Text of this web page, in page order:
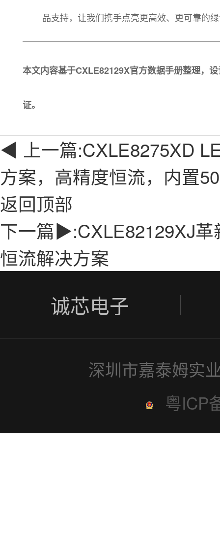
品支持，让我们携手点亮更高效、更可靠的
本文内容基于CXLE82129X官方数据手册整理，
证。
◀ 上一篇:CXLE8275XD
方案，高精度恒流，内置
返回顶部
下一篇▶:CXLE82129XJ
恒流解决方案
诚芯电子
深圳市嘉泰姆实
粤ICP